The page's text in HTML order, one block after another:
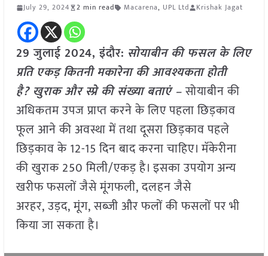
July 29, 2024 2 min read Macarena, UPL Ltd Krishak Jagat
29 जुलाई 2024, इंदौर: सोयाबीन की फसल के लिए
प्रति एकड़ कितनी मकारेना की आवश्यकता होती
है? खुराक और स्प्रे की संख्या बताएं –सोयाबीन की
अधिकतम उपज प्राप्त करने के लिए पहला छिड़काव
फूल आने की अवस्था में तथा दूसरा छिड़काव पहले
छिड़काव के 12-15 दिन बाद करना चाहिए। मॅकेरीना
की खुराक 250 मिली/एकड़ है। इसका उपयोग अन्य
खरीफ फसलों जैसे मूंगफली, दलहन जैसे
अरहर, उड़द, मूंग, सब्जी और फलों की फसलों पर भी
किया जा सकता है।